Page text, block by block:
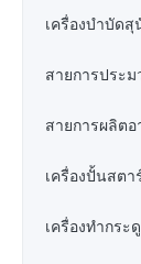
เครื่องบำบัดสุ
สายการประ
สายการผลิตอ
เครื่องปั้นสตา
เครื่องทำกระ